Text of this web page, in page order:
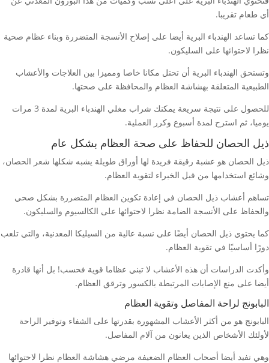
أي طعام تقريبا.
كما تساعد الهندباء البرية أيضا على إصلاح الأنسجة المتضررة وبناء عظام صحية
نظرا لاحتوائها على السليكون.
وتستحق الهندباء البرية أن تحتل مكانا خاصا ومميزا بين العلاجات والأعشاب
الطبيعية المتعلقة بهشاشة العظام والمحافظة على صحتها.
للحصول على نتيجة سريعة يمكنك شراب مغلي الهندباء البرية لمدة 3 مرات
يوميا، ثم استرح لمدة أسبوع وكرر العملية.
ذيل الحصان للحفاظ على صحة العظام بشكل عام
ذيل الحصان هو عشبة رقيقة فريدة لها أوراق طويلة يشبه شكلها شعر الحصان،
وشائع استخدامها من قبل الخبراء لتقوية العظام.
تساهم أعشاب ذيل الحصان في إعادة تكوين العظام المتضررة بشكل صحي
والحفاظ على الأنسجة الضامة نظرا لاحتوائها على الكالسيوم والسليكون.
كما يحتوي ذيل الحصان أيضًا على نسبة عالية من السيليكا المعدنية، والتي تلعب
دورًا أساسيًا في تقوية العظام.
وأكدت الدراسات أن هذه الأعشاب لا تبني عظاما قوية فحسب! بل أنها قادرة
أيضا على منع الإصابات المرتبطة بالكسور وترقق العظام.
البابونج لراحة المفاصل وتقوية العظام
البابونج هو من أكثر الأعشاب المشهورة بقدرتها على الشفاء وتوفير الراحة
لأولئك الأشخاص الذين يعانون من آلام المفاصل.
وهي تفيد أيضا أصحاب العظام الضعيفة مرضي هشاشة العظام نظرا لاحتوائها